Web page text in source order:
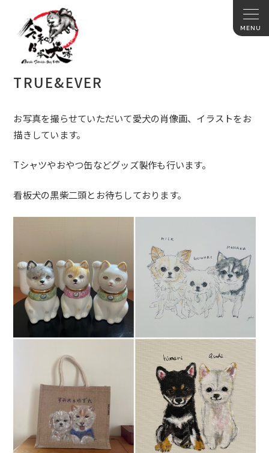
TRUE&EVER
お写真を撮らせていただいて愛犬の肖像画、 イラストをお
描きしています。
Tシャツやおやつ缶などグッズ製作も行います。
看板犬の黒柴二頭とお待ちしております。